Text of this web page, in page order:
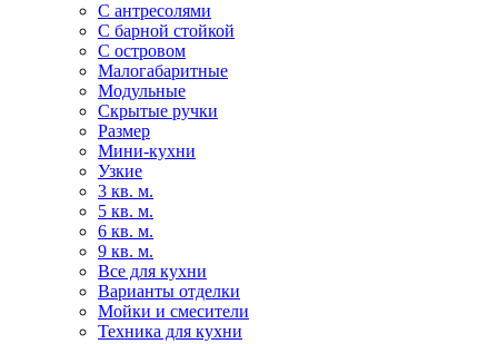
С антресолями
С барной стойкой
С островом
Малогабаритные
Модульные
Скрытые ручки
Размер
Мини-кухни
Узкие
3 кв. м.
5 кв. м.
6 кв. м.
9 кв. м.
Все для кухни
Варианты отделки
Мойки и смесители
Техника для кухни